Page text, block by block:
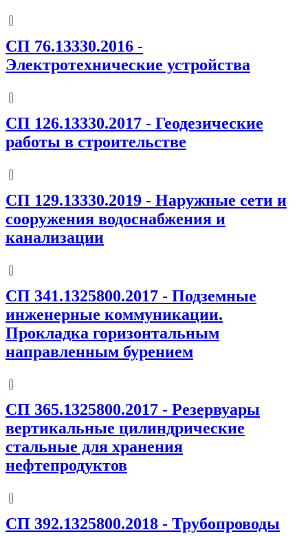
СП 76.13330.2016 -
Электротехнические устройства
СП 126.13330.2017 - Геодезические
работы в строительстве
СП 129.13330.2019 - Наружные сети и
сооружения водоснабжения и
канализации
СП 341.1325800.2017 - Подземные
инженерные коммуникации.
Прокладка горизонтальным
направленным бурением
СП 365.1325800.2017 - Резервуары
вертикальные цилиндрические
стальные для хранения
нефтепродуктов
СП 392.1325800.2018 - Трубопроводы